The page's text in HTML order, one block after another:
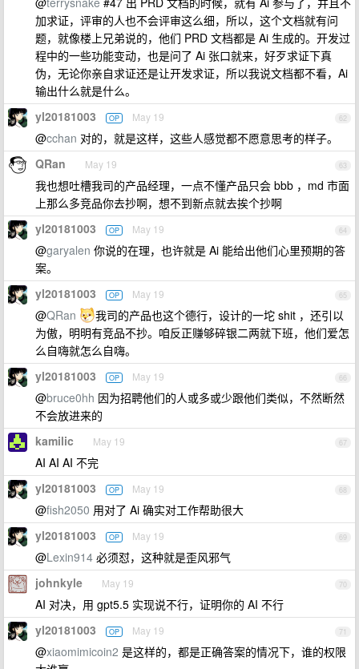
加求证，评审的人也不会评审这么细，所以，这个文档就有问
题，就像楼上兄弟说的，他们 PRD 文档都是 Ai 生成的。开发过
程中的一些功能变动，也是问了 Ai 张口就来，好歹求证下真
伪，无论你亲自求证还是让开发求证，所以我说文档都不看，Ai
输出什么就是什么。
62
yl20181003 OP May 19
@cchan 对的，就是这样，这些人感觉都不愿意思考的样子。
63
QRan May 19
我也想吐槽我司的产品经理，一点不懂产品只会 bbb ，md 市面
上那么多竞品你去抄啊，想不到新点就去挨个抄啊
64
yl20181003 OP May 19
@garyalen 你说的在理，也许就是 Ai 能给出他们心里预期的答
案。
65
yl20181003 OP May 19
@QRan
我司的产品也这个德行，设计的一坨 shit ，还引以
为傲，明明有竞品不抄。咱反正赚够碎银二两就下班，他们爱怎
么自嗨就怎么自嗨。
66
yl20181003 OP May 19
@bruce0hh 因为招聘他们的人或多或少跟他们类似，不然断然
不会放进来的
67
kamilic May 19
AI AI AI 不完
68
yl20181003 OP May 19
@fish2050 用对了 Ai 确实对工作帮助很大
69
yl20181003 OP May 19
@Lexin914 必须怼，这种就是歪风邪气
70
johnkyle May 19
AI 对决，用 gpt5.5 实现说不行，证明你的 AI 不行
71
yl20181003 OP May 19
@xiaomimicoin2 是这样的，都是正确答案的情况下，谁的权限